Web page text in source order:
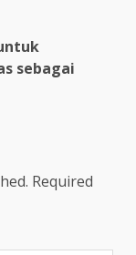
sebagai
Required